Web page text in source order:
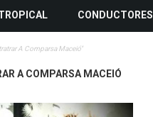
CONDUCTORES
A Comparsa Maceió"
A COMPARSA MACEIÓ